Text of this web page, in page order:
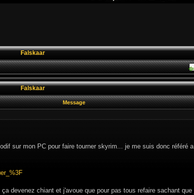
Falskaar
Falskaar
Message
sur mon PC pour faire tourner skyrim... je me suis donc référé
devenez chiant et j'avoue que pour pas tous refaire sachant